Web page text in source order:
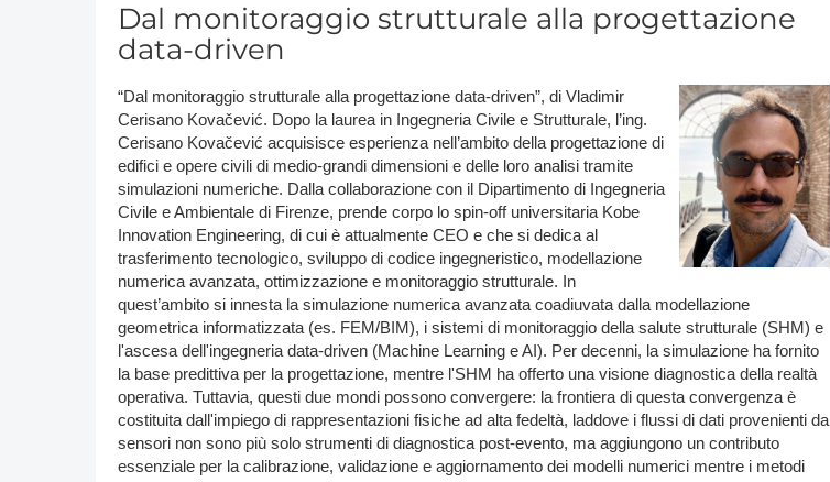
Dal monitoraggio strutturale alla progettazione
data-driven
“Dal monitoraggio strutturale alla progettazione data-driven”, di Vladimir
Cerisano Kovačević. Dopo la laurea in Ingegneria Civile e Strutturale, l’ing.
Cerisano Kovačević acquisisce esperienza nell’ambito della progettazione di
edifici e opere civili di medio-grandi dimensioni e delle loro analisi tramite
simulazioni numeriche. Dalla collaborazione con il Dipartimento di Ingegneria
Civile e Ambientale di Firenze, prende corpo lo spin-off universitaria Kobe
Innovation Engineering, di cui è attualmente CEO e che si dedica al
trasferimento tecnologico, sviluppo di codice ingegneristico, modellazione
numerica avanzata, ottimizzazione e monitoraggio strutturale. In
quest’ambito si innesta la simulazione numerica avanzata coadiuvata dalla modellazione
geometrica informatizzata (es. FEM/BIM), i sistemi di monitoraggio della salute strutturale (SHM) e
l'ascesa dell'ingegneria data-driven (Machine Learning e AI). Per decenni, la simulazione ha fornito
la base predittiva per la progettazione, mentre l'SHM ha offerto una visione diagnostica della realtà
operativa. Tuttavia, questi due mondi possono convergere: la frontiera di questa convergenza è
costituita dall'impiego di rappresentazioni fisiche ad alta fedeltà, laddove i flussi di dati provenienti da
sensori non sono più solo strumenti di diagnostica post-evento, ma aggiungono un contributo
essenziale per la calibrazione, validazione e aggiornamento dei modelli numerici mentre i metodi